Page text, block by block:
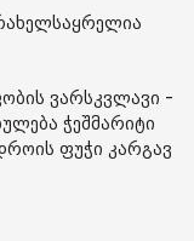
ვარსკვლავი -
ჭეშმარიტი
ფუჭი კარგავ